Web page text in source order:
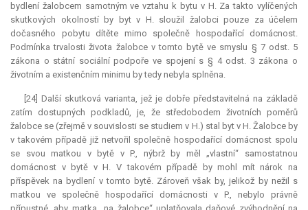
bydlení žalobcem samotným ve vztahu k bytu v H. Za takto vylíčených
skutkových okolností by byt v H. sloužil žalobci pouze za účelem
dočasného pobytu dítěte mimo společně hospodařící domácnost.
Podmínka trvalosti života žalobce v tomto bytě ve smyslu § 7 odst. 5
zákona o státní sociální podpoře ve spojení s § 4 odst. 3 zákona o
životním a existenčním minimu by tedy nebyla splněna.
[24] Další skutková varianta, jež je dobře představitelná na základě
zatím dostupných podkladů, je, že středobodem životních poměrů
žalobce se (zřejmě v souvislosti se studiem v H.) stal byt v H. Žalobce by
v takovém případě již netvořil společně hospodařící domácnost spolu
se svou matkou v bytě v P., nýbrž by měl „vlastní“ samostatnou
domácnost v bytě v H. V takovém případě by mohl mít nárok na
příspěvek na bydlení v tomto bytě. Zároveň však by, jelikož by nežil s
matkou ve společně hospodařící domácnosti v P., nebylo právně